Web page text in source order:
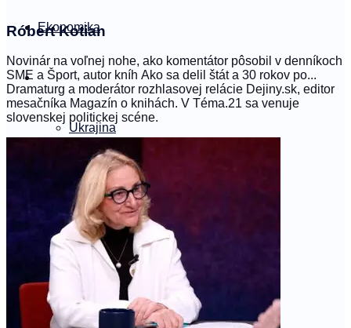
Ekonomika
Svet
Ukrajina
Spoločnosť
#podrobne
Němý vůl
Róbert Kotian
Novinár na voľnej nohe, ako komentátor pôsobil v denníkoch
SME a Šport, autor kníh Ako sa delil štát a 30 rokov po...
Dramaturg a moderátor rozhlasovej relácie Dejiny.sk, editor
mesačníka Magazín o knihách. V Téma.21 sa venuje
slovenskej politickej scéne.